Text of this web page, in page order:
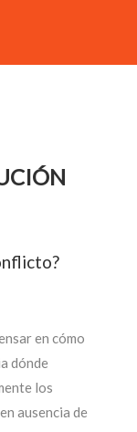
en cómo
dónde
los
ausencia de